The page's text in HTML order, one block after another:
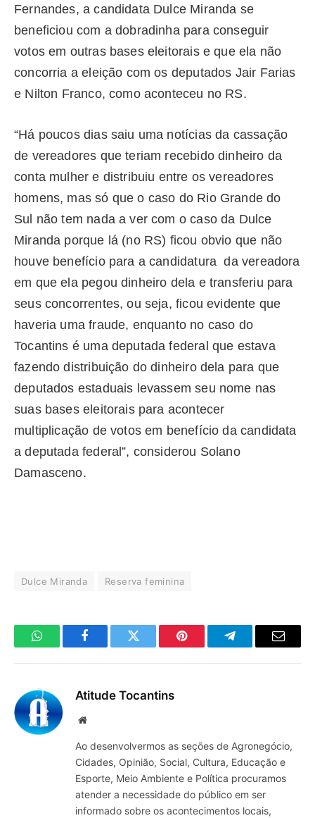
Fernandes, a candidata Dulce Miranda se
beneficiou com a dobradinha para conseguir
votos em outras bases eleitorais e que ela não
concorria a eleição com os deputados Jair Farias
e Nilton Franco, como aconteceu no RS.
“Há poucos dias saiu uma notícias da cassação
de vereadores que teriam recebido dinheiro da
conta mulher e distribuiu entre os vereadores
homens, mas só que o caso do Rio Grande do
Sul não tem nada a ver com o caso da Dulce
Miranda porque lá (no RS) ficou obvio que não
houve benefício para a candidatura da vereadora
em que ela pegou dinheiro dela e transferiu para
seus concorrentes, ou seja, ficou evidente que
haveria uma fraude, enquanto no caso do
Tocantins é uma deputada federal que estava
fazendo distribuição do dinheiro dela para que
deputados estaduais levassem seu nome nas
suas bases eleitorais para acontecer
multiplicação de votos em benefício da candidata
a deputada federal”, considerou Solano
Damasceno.
Dulce Miranda Reserva feminina
WhatsAppFacebookTwitter Pinterest TelegramaE-
Atitude Tocantins
Site
Ao desenvolvermos as seções de Agronegócio,
Cidades, Opinião, Social, Cultura, Educação e
Esporte, Meio Ambiente e Política procuramos
atender a necessidade do público em ser
informado sobre os acontecimentos locais,